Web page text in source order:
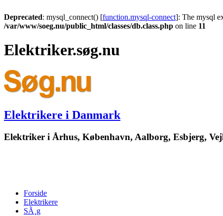
Deprecated: mysql_connect() [function.mysql-connect]: The mysql
/var/www/soeg.nu/public_html/classes/db.class.php on line 11
Elektriker.søg.nu
Elektrikere i Danmark
Elektriker i Århus, København, Aalborg, Esbjerg,
Forside
Elektrikere
SÃ¸g